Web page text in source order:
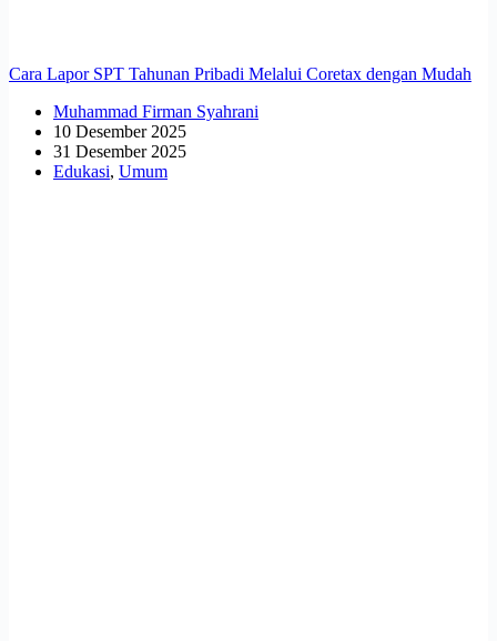
Cara Lapor SPT Tahunan Pribadi Melalui Coretax dengan Mudah
Muhammad Firman Syahrani
10 Desember 2025
31 Desember 2025
Edukasi, Umum